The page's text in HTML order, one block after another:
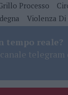
Processo
Violenza Di
tempo reale?